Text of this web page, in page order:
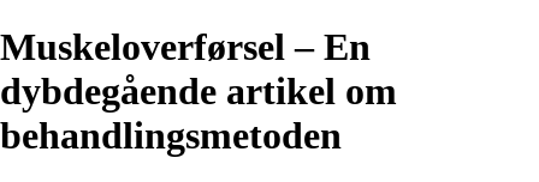
Muskeloverførsel – En
dybdegående artikel om
behandlingsmetoden